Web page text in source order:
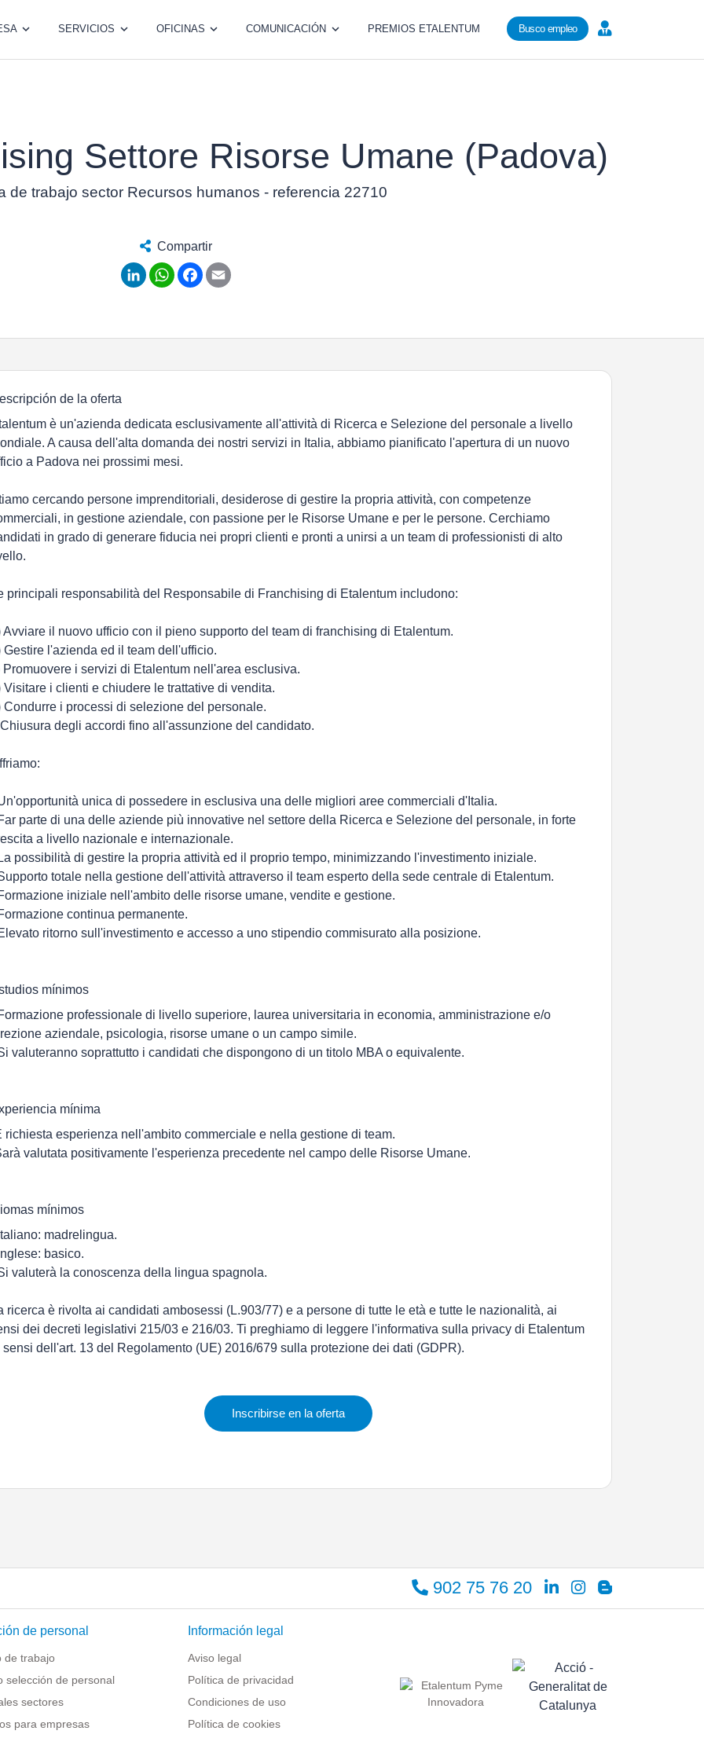
SERVICIOS OFICINAS COMUNICACIÓN PREMIOS ETALENTUM Busco empleo
Settore Risorse Umane (Padova)
de trabajo sector Recursos humanos - referencia 22710
Compartir
LinkedInWhatsApp
Facebook
de la oferta
è un'azienda dedicata esclusivamente all'attività di Ricerca e Selezione del personale a livello
A causa dell'alta domanda dei nostri servizi in Italia, abbiamo pianificato l'apertura di un nuovo
a Padova nei prossimi mesi.
cercando persone imprenditoriali, desiderose di gestire la propria attività, con competenze
in gestione aziendale, con passione per le Risorse Umane e per le persone. Cerchiamo
in grado di generare fiducia nei propri clienti e pronti a unirsi a un team di professionisti di alto
principali responsabilità del Responsabile di Franchising di Etalentum includono:
Avviare il nuovo ufficio con il pieno supporto del team di franchising di Etalentum.
Gestire l'azienda ed il team dell'ufficio.
Promuovere i servizi di Etalentum nell'area esclusiva.
Visitare i clienti e chiudere le trattative di vendita.
Condurre i processi di selezione del personale.
degli accordi fino all'assunzione del candidato.
unica di possedere in esclusiva una delle migliori aree commerciali d'Italia.
parte di una delle aziende più innovative nel settore della Ricerca e Selezione del personale, in forte
a livello nazionale e internazionale.
possibilità di gestire la propria attività ed il proprio tempo, minimizzando l'investimento iniziale.
totale nella gestione dell'attività attraverso il team esperto della sede centrale di Etalentum.
iniziale nell'ambito delle risorse umane, vendite e gestione.
continua permanente.
ritorno sull'investimento e accesso a uno stipendio commisurato alla posizione.
mínimos
professionale di livello superiore, laurea universitaria in economia, amministrazione e/o
aziendale, psicologia, risorse umane o un campo simile.
valuteranno soprattutto i candidati che dispongono di un titolo MBA o equivalente.
mínima
richiesta esperienza nell'ambito commerciale e nella gestione di team.
valutata positivamente l'esperienza precedente nel campo delle Risorse Umane.
mínimos
madrelingua.
basico.
valuterà la conoscenza della lingua spagnola.
ricerca è rivolta ai candidati ambosessi (L.903/77) e a persone di tutte le età e tutte le nazionalità, ai
dei decreti legislativi 215/03 e 216/03. Ti preghiamo di leggere l'informativa sulla privacy di Etalentum
sensi dell'art. 13 del Regolamento (UE) 2016/679 sulla protezione dei dati (GDPR).
Inscribirse en la oferta
902 75 76 20
de personal
de trabajo
selección de personal
sectores
para empresas
Información legal
Aviso legal
Política de privacidad
Condiciones de uso
Política de cookies